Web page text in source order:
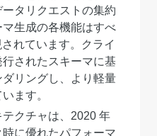
タリクエストの集約
生成の各機能はすべ
れています。クライ
されたスキーマに基
リングし、より軽量
ます。
クチャは、2020 年
に優れたパフォーマ